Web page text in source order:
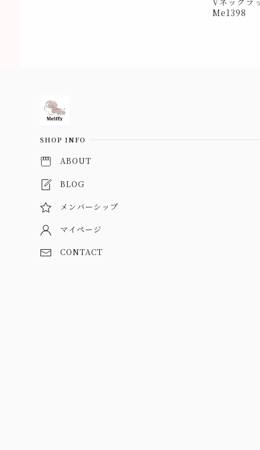
Me1398
Information
SHOP INFO
ABOUT
BLOG
メンバーシップ
マイページ
CONTACT